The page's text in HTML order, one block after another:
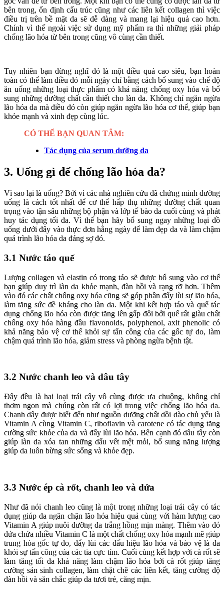
bên trong, ổn định cấu trúc cũng như các liên kết collagen thì việc
điều trị trên bề mặt da sẽ dễ dàng và mang lại hiệu quả cao hơn.
Chính vì thế ngoài việc sử dụng mỹ phẩm ra thì những giải pháp
chống lão hóa từ bên trong cũng vô cùng cần thiết.
Tuy nhiên bạn đừng nghĩ đó là một điều quá cao siêu, bạn hoàn
toàn có thể làm điều đó mỗi ngày chỉ bằng cách bổ sung vào chế độ
ăn uống những loại thực phẩm có khả năng chống oxy hóa và bổ
sung những dưỡng chất cần thiết cho làn da. Không chỉ ngăn ngừa
lão hóa da mà điều đó còn giúp ngăn ngừa lão hóa cơ thể, giúp bạn
khỏe mạnh và xinh đẹp cùng lúc.
CÓ THỂ BẠN QUAN TÂM:
Tác dụng của serum dưỡng da
3. Uống gì để chống lão hóa da?
Vì sao lại là uống? Bởi vì các nhà nghiên cứu đã chứng minh đường
uống là cách tốt nhất để cơ thể hấp thụ những dưỡng chất quan
trọng vào tận sâu những bộ phận và lớp tế bào da cuối cùng và phát
huy tác dụng tối đa. Vì thế bạn hãy bổ sung ngay những loại đồ
uống dưới đây vào thực đơn hằng ngày để làm đẹp da và làm chậm
quá trình lão hóa da đáng sợ đó.
3.1 Nước táo quế
Lượng collagen và elastin có trong táo sẽ được bổ sung vào cơ thể
bạn giúp duy trì làn da khỏe mạnh, đàn hồi và rạng rỡ hơn. Thêm
vào đó các chất chống oxy hóa cũng sẽ góp phần đẩy lùi sự lão hóa,
làm tăng sức đề kháng cho làn da. Một khi kết hợp táo và quế tác
dụng chống lão hóa còn được tăng lên gấp đôi bởi quế rất giàu chất
chống oxy hóa hàng đầu flavonoids, polyphenol, axit phenolic có
khả năng bảo vệ cơ thể khỏi sự tấn công của các gốc tự do, làm
chậm quá trình lão hóa, giảm stress và phòng ngừa bệnh tật.
3.2 Nước chanh leo và dâu tây
Đây đều là hai loại trái cây vô cùng được ưa chuộng, không chỉ
thơm ngon mà chúng còn rất có lợi trong việc chống lão hóa da.
Chanh dây được biết đến như nguồn dưỡng chất dồi dào chủ yếu là
Vitamin A cùng Vitamin C, riboflavin và carotene có tác dụng tăng
cường sức khỏe của da và đẩy lùi lão hóa. Bên cạnh đó dâu tây còn
giúp làn da xóa tan những dấu vết mệt mỏi, bổ sung năng lượng
giúp da luôn bừng sức sống và khỏe đẹp.
3.3 Nước ép cà rốt, chanh leo và dứa
Như đã nói chanh leo cũng là một trong những loại trái cây có tác
dụng giúp da ngăn chặn lão hóa hiệu quả cùng với hàm lượng cao
Vitamin A giúp nuôi dưỡng da trắng hồng mịn màng. Thêm vào đó
dứa chứa nhiều Vitamin C là một chất chống oxy hóa mạnh mẽ giúp
trung hòa gốc tự do, đẩy lùi các dấu hiệu lão hóa và bảo vệ là da
khỏi sự tấn công của các tia cực tím. Cuối cùng kết hợp với cà rốt sẽ
làm tăng tối đa khả năng làm chậm lão hóa bởi cà rốt giúp tăng
cường sản sinh collagen, làm chặt chẽ các liên kết, tăng cường độ
đàn hồi và săn chắc giúp da tươi trẻ, căng mịn.